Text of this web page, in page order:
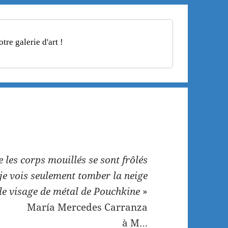
galerie d'art !
les corps mouillés se sont frôlés
vois seulement tomber la neige
visage de métal de Pouchkine»
María Mercedes Carranza
à M…